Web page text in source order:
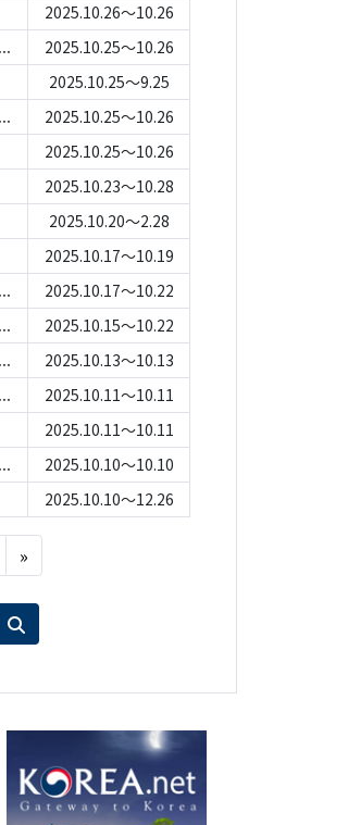
2025.10.26～10.26
2025.10.25～10.26
2025.10.25～9.25
2025.10.25～10.26
2025.10.25～10.26
2025.10.23～10.28
2025.10.20～2.28
2025.10.17～10.19
2025.10.17～10.22
2025.10.15～10.22
2025.10.13～10.13
2025.10.11～10.11
2025.10.11～10.11
2025.10.10～10.10
2025.10.10～12.26
»